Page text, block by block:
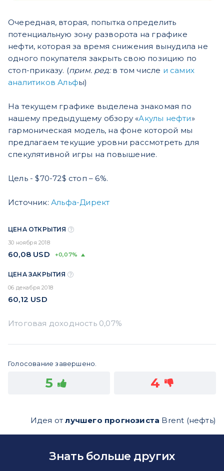
Очередная, вторая, попытка определить
потенциальную зону разворота на графике
нефти, которая за время снижения вынудила не
одного покупателя закрыть свою позицию по
стоп-приказу. (прим. ред:в том числе и самих
аналитиков Альфы)
На текущем графике выделена знакомая по
нашему предыдущему обзору «Акулы нефти»
гармоническая модель, на фоне которой мы
предлагаем текущие уровни рассмотреть для
спекулятивной игры на повышение.
Цель - $70-72$ стоп – 6%.
Источник: Альфа-Директ
ЦЕНА ОТКРЫТИЯ
30 ноября 2018
60,08 USD +0,07%
ЦЕНА ЗАКРЫТИЯ
06 декабря 2018
60,12 USD
Голосование завершено.
5 4
Идея отлучшего прогнозиста Brent (нефть)
Знать больше других